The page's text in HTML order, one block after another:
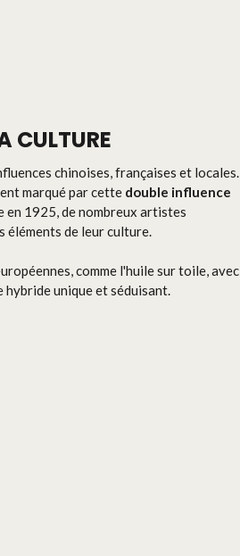
CULTURE
chinoises, françaises et locales.
marqué par cette double influence
en 1925, de nombreux artistes
de leur culture.
comme l'huile sur toile, avec
hybride unique et séduisant.